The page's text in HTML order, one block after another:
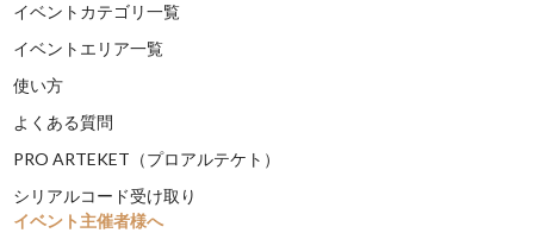
イベントカテゴリ一覧
イベントエリア一覧
使い方
よくある質問
PRO ARTEKET（プロアルテケト）
シリアルコード受け取り
イベント主催者様へ